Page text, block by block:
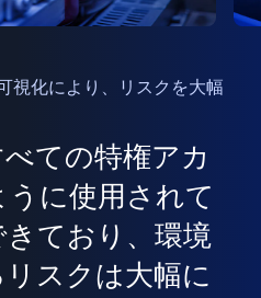
視化により、リスクを大幅
べての特権アカ
に使用されて
ており、環境
スクは大幅に